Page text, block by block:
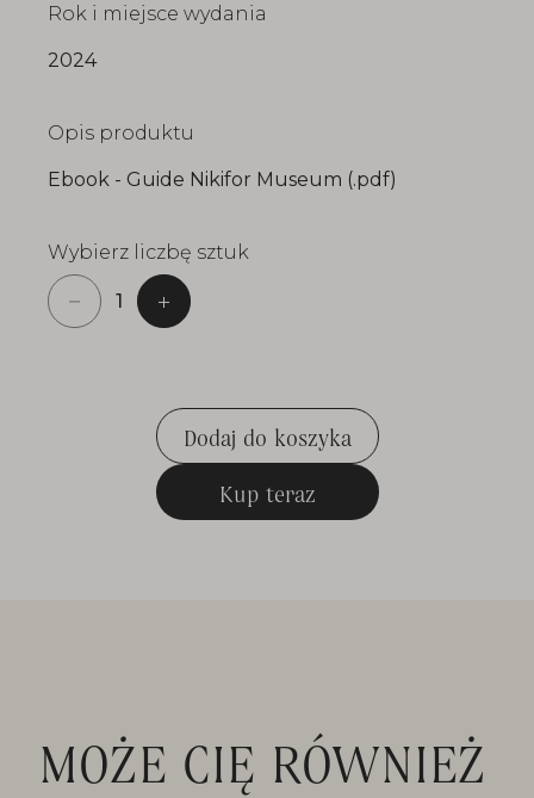
Rok i miejsce wydania
2024
Opis produktu
Ebook - Guide Nikifor Museum (.pdf)
więcej
Wybierz liczbę sztuk
Dodaj do koszyka
Dodaj do koszyka
Kup teraz
Kup teraz
MOŻE CIĘ RÓWNIEŻ